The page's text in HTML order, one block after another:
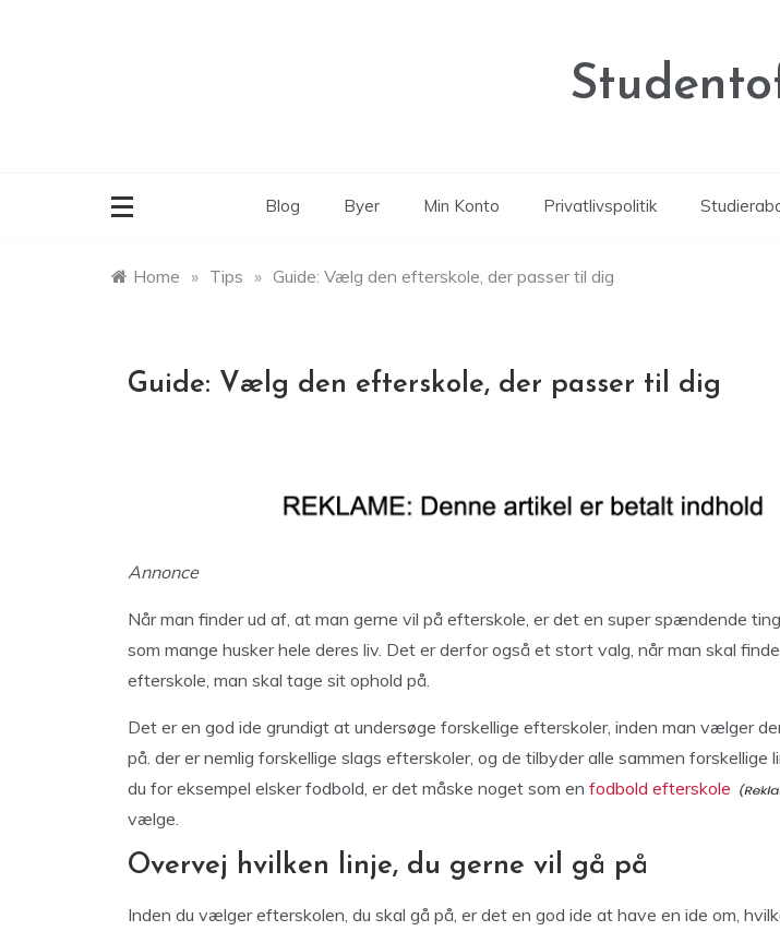
Blog Byer Min Konto Privatlivspolitik
Home » Tips » Guide: Vælg den efterskole, der passer til dig
Guide: Vælg den efterskole, der passer til dig
Annonce
Når man finder ud af, at man gerne vil på efterskole, er det en super spændende
som mange husker hele deres liv. Det er derfor også et stort valg, når man skal
efterskole, man skal tage sit ophold på.
Det er en god ide grundigt at undersøge forskellige efterskoler, inden man vælger
på. der er nemlig forskellige slags efterskoler, og de tilbyder alle sammen forskellige
du for eksempel elsker fodbold, er det måske noget som en fodbold efterskole
vælge.
Overvej hvilken linje, du gerne vil gå på
Inden du vælger efterskolen, du skal gå på, er det en god ide at have en ide om,